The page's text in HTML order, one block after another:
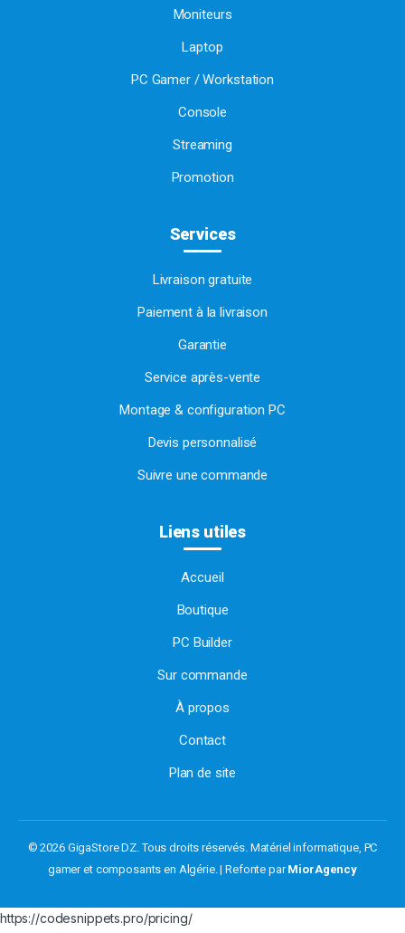
Moniteurs
Laptop
PC Gamer / Workstation
Console
Streaming
Promotion
Services
Livraison gratuite
Paiement à la livraison
Garantie
Service après-vente
Montage & configuration PC
Devis personnalisé
Suivre une commande
Liens utiles
Accueil
Boutique
PC Builder
Sur commande
À propos
Contact
Plan de site
© 2026 GigaStore DZ. Tous droits réservés. Matériel informatique, PC
gamer et composants en Algérie. | Refonte parMiorAgency
https://codesnippets.pro/pricing/